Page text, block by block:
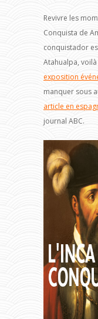
Revivre les
Conquista de
conquistador
Atahualpa,
exposition
manquer sous
article en
journal ABC.